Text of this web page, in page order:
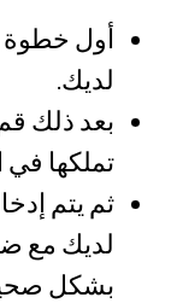
أول خطوة
لديك.
بعد ذلك قم
تملكها
ثم يتم
لديك مع
بشكل